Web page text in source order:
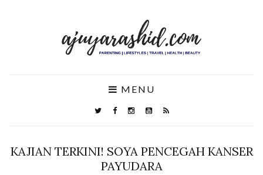
MENU
KAJIAN TERKINI! SOYA PENCEGAH KANSER
PAYUDARA